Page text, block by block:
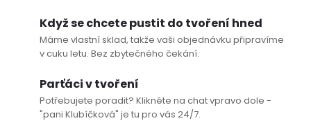
Když se chcete pustit do tvoření hned
Máme vlastní sklad, takže vaši objednávku připravíme
v cuku letu. Bez zbytečného čekání.
Parťáci v tvoření
Potřebujete poradit? Klikněte na chat vpravo dole -
"pani Klubíčková" je tu pro vás 24/7.